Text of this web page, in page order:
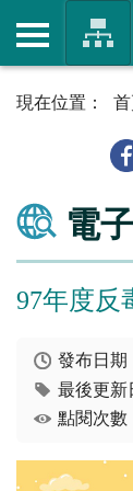
電
97年度反
發布日
最後更新
點閱次數